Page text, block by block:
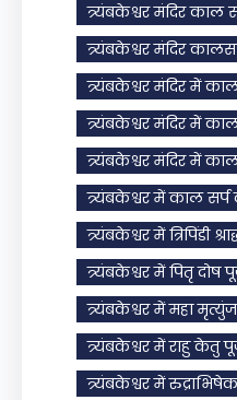
त्र्यंबकेश्वर मंदिर काल
त्र्यंबकेश्वर मंदिर
त्र्यंबकेश्वर मंदिर में
त्र्यंबकेश्वर मंदिर में
त्र्यंबकेश्वर मंदिर में
त्र्यंबकेश्वर में काल सर्प
त्र्यंबकेश्वर में त्रिपिंडी
त्र्यंबकेश्वर में पितृ दोष
त्र्यंबकेश्वर में महा
त्र्यंबकेश्वर में राहु केतु
त्र्यंबकेश्वर में